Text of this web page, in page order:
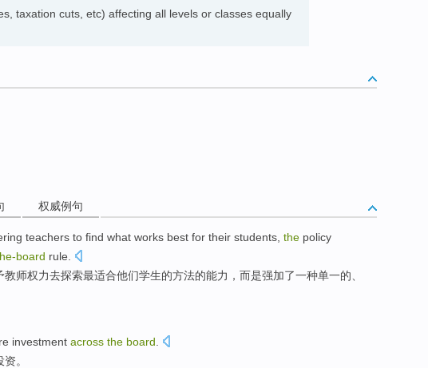
taxation cuts, etc) affecting all levels or classes equally
权威例句
teachers to find what works best for their students the policy
-board rule
教师权力去探索最适合他们学生的方法的能力， 而是强加了一种单一的、
investment across the board
资。